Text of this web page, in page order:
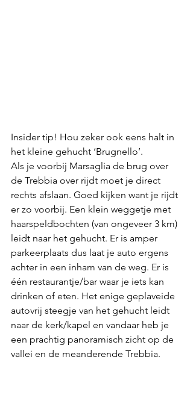
Insider tip! Hou zeker ook eens halt in
het kleine gehucht ‘Brugnello’.
Als je voorbij Marsaglia de brug over
de Trebbia over rijdt moet je direct
rechts afslaan. Goed kijken want je rijdt
er zo voorbij. Een klein weggetje met
haarspeldbochten (van ongeveer 3 km)
leidt naar het gehucht. Er is amper
parkeerplaats dus laat je auto ergens
achter in een inham van de weg. Er is
één restaurantje/bar waar je iets kan
drinken of eten. Het enige geplaveide
autovrij steegje van het gehucht leidt
naar de kerk/kapel en vandaar heb je
een prachtig panoramisch zicht op de
vallei en de meanderende Trebbia.